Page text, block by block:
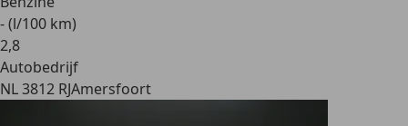
- (l/100 km)
2,8
Autobedrijf
NL 3812 RJAmersfoort